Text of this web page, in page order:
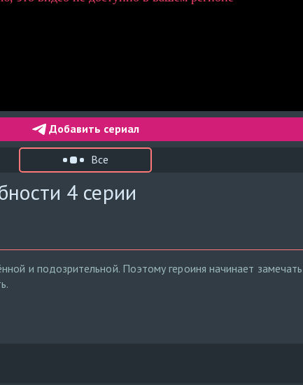
Добавить сериал
Все
4 серии
и подозрительной. Поэтому героиня начинает